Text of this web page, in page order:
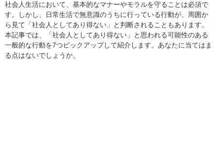
社会人生活において、基本的なマナーやモラルを守ることは必須で
す。しかし、日常生活で無意識のうちに行っている行動が、周囲か
ら見て「社会人としてあり得ない」と判断されることもあります。
本記事では、「社会人としてあり得ない」と思われる可能性のある
一般的な行動を7つピックアップして紹介します。あなたに当てはま
る点はないでしょうか。